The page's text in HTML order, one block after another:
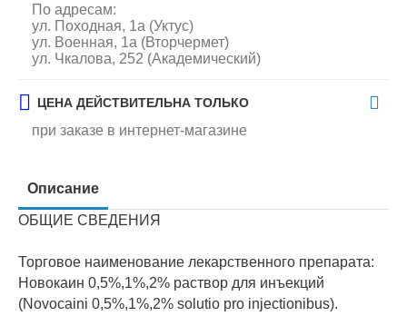
По адресам:
ул. Походная, 1а (Уктус)
ул. Военная, 1а (Вторчермет)
ул. Чкалова, 252 (Академический)
ЦЕНА ДЕЙСТВИТЕЛЬНА ТОЛЬКО
при заказе в интернет-магазине
Описание
ОБЩИЕ СВЕДЕНИЯ
Торговое наименование лекарственного препарата:
Новокаин 0,5%,1%,2% раствор для инъекций
(Novocaini 0,5%,1%,2% solutio pro injectionibus).